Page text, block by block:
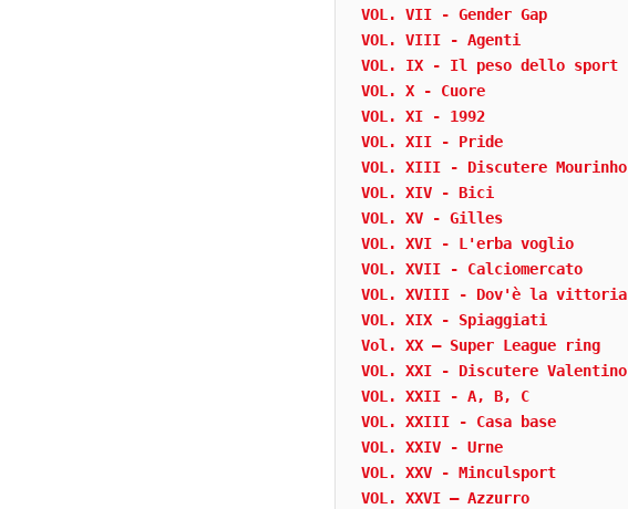
VOL. VII - Gender Gap
VOL. VIII - Agenti
VOL. IX - Il peso dello sport
VOL. X - Cuore
VOL. XI - 1992
VOL. XII - Pride
VOL. XIII - Discutere Mourinho
VOL. XIV - Bici
VOL. XV - Gilles
VOL. XVI - L'erba voglio
VOL. XVII - Calciomercato
VOL. XVIII - Dov'è la vittoria
VOL. XIX - Spiaggiati
Vol. XX – Super League ring
VOL. XXI - Discutere Valentino
VOL. XXII - A, B, C
VOL. XXIII - Casa base
VOL. XXIV - Urne
VOL. XXV - Minculsport
VOL. XXVI – Azzurro